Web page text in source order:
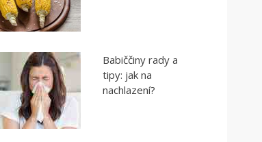
Babiččiny rady a
tipy: jak na
nachlazení?